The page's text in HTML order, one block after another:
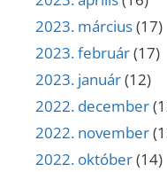
2023. március(17)
2023. február(17)
2023. január(12)
2022. december
2022. november
2022. október(14)